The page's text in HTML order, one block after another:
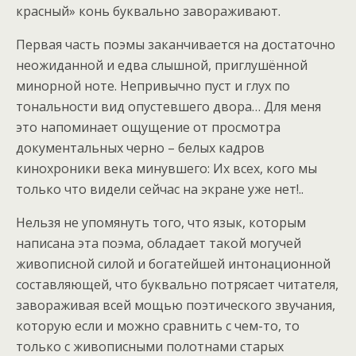
красный» конь буквально завораживают.
Первая часть поэмы заканчивается на достаточно
неожиданной и едва слышной, приглушённой
минорной ноте. Непривычно пуст и глух по
тональности вид опустевшего двора… Для меня
это напоминает ощущение от просмотра
документальных черно – белых кадров
кинохроники века минувшего: Их всех, кого мы
только что видели сейчас на экране уже нет!..
Нельзя не упомянуть того, что язык, которым
написана эта поэма, обладает такой могучей
живописной силой и богатейшей интонационной
составляющей, что буквально потрясает читателя,
завораживая всей мощью поэтического звучания,
которую если и можно сравнить с чем-то, то
только с живописными полотнами старых